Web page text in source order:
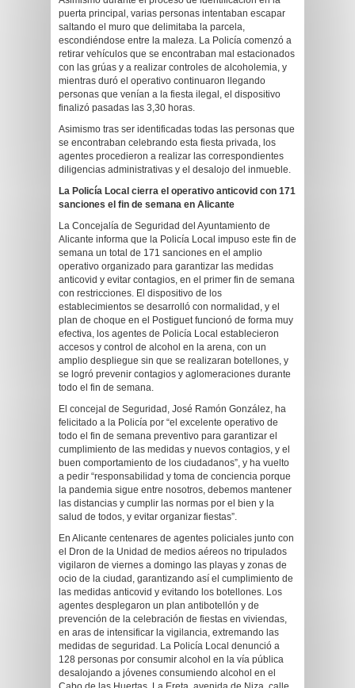
puerta principal, varias personas intentaban escapar
saltando el muro que delimitaba la parcela,
escondiéndose entre la maleza. La Policía comenzó a
retirar vehículos que se encontraban mal estacionados
con las grúas y a realizar controles de alcoholemia, y
mientras duró el operativo continuaron llegando
personas que venían a la fiesta ilegal, el dispositivo
finalizó pasadas las 3,30 horas.
Asimismo tras ser identificadas todas las personas que
se encontraban celebrando esta fiesta privada, los
agentes procedieron a realizar las correspondientes
diligencias administrativas y el desalojo del inmueble.
La Policía Local cierra el operativo anticovid con 171
sanciones el fin de semana en Alicante
La Concejalía de Seguridad del Ayuntamiento de
Alicante informa que la Policía Local impuso este fin de
semana un total de 171 sanciones en el amplio
operativo organizado para garantizar las medidas
anticovid y evitar contagios, en el primer fin de semana
con restricciones. El dispositivo de los
establecimientos se desarrolló con normalidad, y el
plan de choque en el Postiguet funcionó de forma muy
efectiva, los agentes de Policía Local establecieron
accesos y control de alcohol en la arena, con un
amplio despliegue sin que se realizaran botellones, y
se logró prevenir contagios y aglomeraciones durante
todo el fin de semana.
El concejal de Seguridad, José Ramón González, ha
felicitado a la Policía por “el excelente operativo de
todo el fin de semana preventivo para garantizar el
cumplimiento de las medidas y nuevos contagios, y el
buen comportamiento de los ciudadanos”, y ha vuelto
a pedir “responsabilidad y toma de conciencia porque
la pandemia sigue entre nosotros, debemos mantener
las distancias y cumplir las normas por el bien y la
salud de todos, y evitar organizar fiestas”.
En Alicante centenares de agentes policiales junto con
el Dron de la Unidad de medios aéreos no tripulados
vigilaron de viernes a domingo las playas y zonas de
ocio de la ciudad, garantizando así el cumplimiento de
las medidas anticovid y evitando los botellones. Los
agentes desplegaron un plan antibotellón y de
prevención de la celebración de fiestas en viviendas,
en aras de intensificar la vigilancia, extremando las
medidas de seguridad. La Policía Local denunció a
128 personas por consumir alcohol en la vía pública
desalojando a jóvenes consumiendo alcohol en el